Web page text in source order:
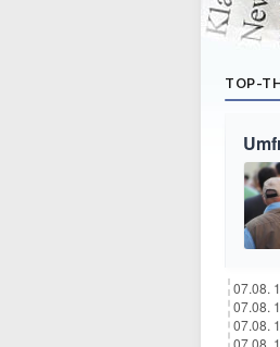
TOP-
07.08.
07.08.
07.08.